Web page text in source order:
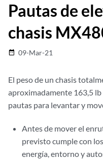
Pautas de
chasis
date_range 09-Mar-21
El peso de un chasis
aproximadamente 163,5
pautas para levantar y
Antes de mover el
previsto cumple con
energía, entorno y